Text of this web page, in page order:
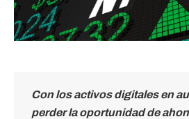
Con los activos digitales en
perder la oportunidad de